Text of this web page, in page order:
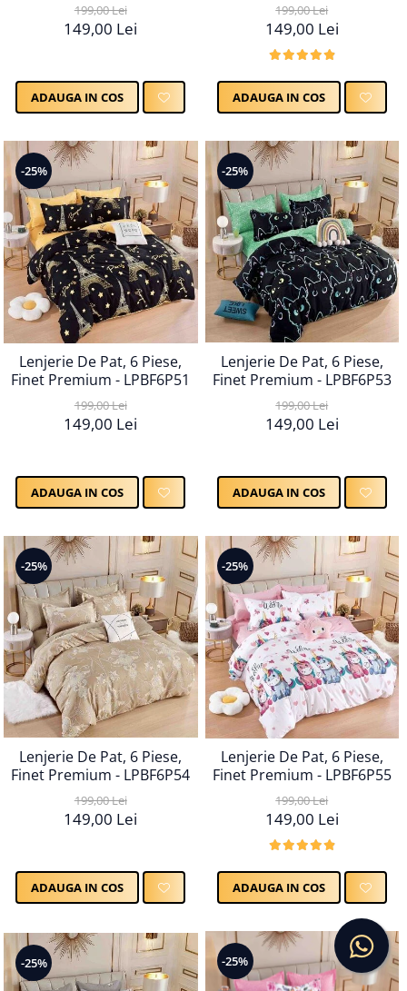
199,00 Lei
149,00 Lei
ADAUGA IN COS
199,00 Lei
149,00 Lei
ADAUGA IN COS
-25%
Lenjerie De Pat, 6 Piese,
Finet Premium - LPBF6P51
199,00 Lei
149,00 Lei
ADAUGA IN COS
-25%
Lenjerie De Pat, 6 Piese,
Finet Premium - LPBF6P53
199,00 Lei
149,00 Lei
ADAUGA IN COS
-25%
Lenjerie De Pat, 6 Piese,
Finet Premium - LPBF6P54
199,00 Lei
149,00 Lei
ADAUGA IN COS
-25%
Lenjerie De Pat, 6 Piese,
Finet Premium - LPBF6P55
199,00 Lei
149,00 Lei
ADAUGA IN COS
-25% -25%